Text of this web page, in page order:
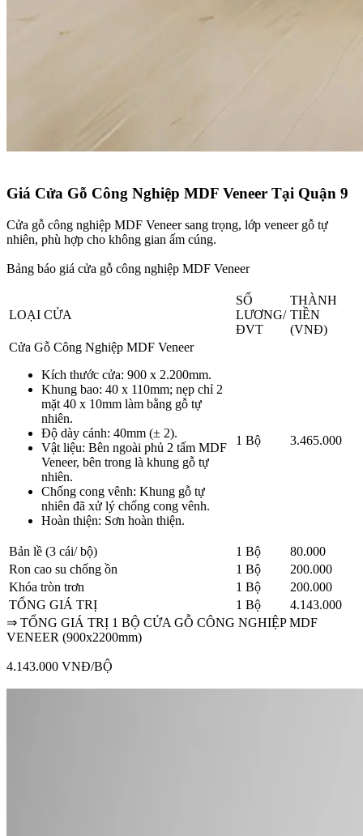
Giá Cửa Gỗ Công Nghiệp MDF Veneer Tại Quận 9​
Cửa gỗ công nghiệp MDF Veneer sang trọng, lớp veneer gỗ tự
nhiên, phù hợp cho không gian ấm cúng.
Bảng báo giá cửa gỗ công nghiệp MDF Veneer
LOẠI CỬA
SỐ
LƯƠNG/
ĐVT
THÀNH
TIỀN
(VNĐ)
Cửa Gỗ Công Nghiệp MDF Veneer
Kích thước cửa: 900 x 2.200mm.
Khung bao: 40 x 110mm; nẹp chỉ 2
mặt 40 x 10mm làm bằng gỗ tự
nhiên.
Độ dày cánh: 40mm (± 2).
Vật liệu: Bên ngoài phủ 2 tấm MDF
Veneer, bên trong là khung gỗ tự
nhiên.
Chống cong vênh: Khung gỗ tự
nhiên đã xử lý chống cong vênh.
Hoàn thiện: Sơn hoàn thiện.
1 Bộ 3.465.000
Bản lề (3 cái/ bộ) 1 Bộ
80.000
Ron cao su chống ồn
1 Bộ
200.000
Khóa tròn trơn
1 Bộ
200.000
TỔNG GIÁ TRỊ
1 Bộ
4.143.000
⇒ TỔNG GIÁ TRỊ 1 BỘ CỬA GỖ CÔNG NGHIỆP MDF
VENEER (900x2200mm)
4.143.000 VNĐ/BỘ